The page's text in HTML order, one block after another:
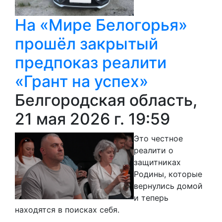
На «Мире Белогорья»
прошёл закрытый
предпоказ реалити
«Грант на успех»
Белгородская область,
21 мая 2026 г. 19:59
Это честное
реалити о
защитниках
Родины, которые
вернулись домой
и теперь
находятся в поисках себя.